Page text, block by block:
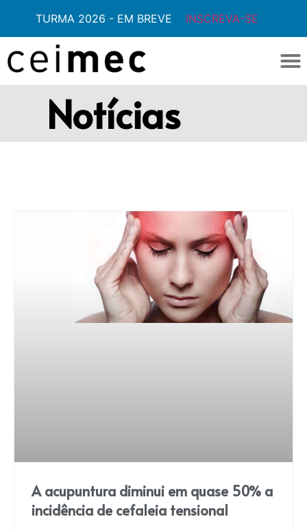
TURMA 2026 - EM BREVE INSCREVA-SE
Notícias
A acupuntura diminui em quase 50% a
incidência de cefaleia tensional